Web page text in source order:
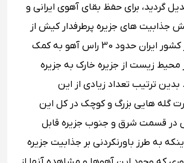
گردید، برای حفظ بقای آهوی ایرانی و
جذابیت های جزیره پرطرفدار کیش از
استان هرمزگان در کشور ایران حدود 30 راس آهو به کمک
زیست از جزیره خارک به جزیره
ترتیب تعداد زیادی از این
گله هایی بزرگ و کوچک در کل این
قسمت شرق و جنوب جزیره قابل
به طرز باورنکردنی بر جذابیت جزیره